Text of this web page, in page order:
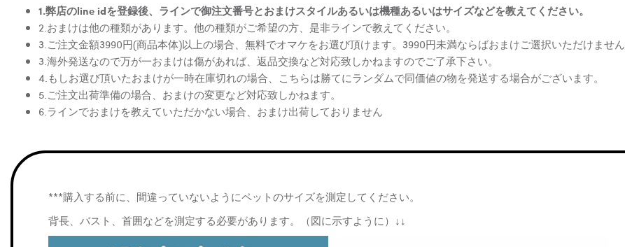
1.弊店のline idを登録後、ラインで御注文番号とおまけスタイルあるいは機種あるいはサイズなどを教えてください。
2.おまけは他の種類があります。他の種類がご希望の方、是非ラインで教えてください。
3.ご注文金額3990円(商品本体)以上の場合、無料でオマケをお選び頂けます。3990円未満ならばおまけご選択いただけません
3.海外発送なので万が一おまけは傷があれば、返品交換など対応致しかねますのでご了承下さい。
4.もしお選び頂いたおまけが一時在庫切れの場合、こちらは勝てにランダムで同価値の物を発送する場合がございます。
5.ご注文出荷準備の場合、おまけの変更など対応致しかねます。
6.ラインでおまけを教えていただかない場合、おまけ出荷しておりません
***購入する前に、間違っていないようにペットのサイズを測定してください。
背長、バスト、首囲などを測定する必要があります。（図に示すように）↓↓